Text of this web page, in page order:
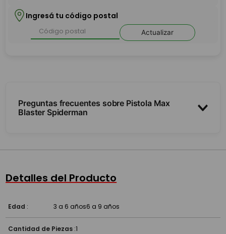
Ingresá tu código postal
Actualizar
Preguntas frecuentes sobre Pistola Max
Blaster Spiderman
¿A partir de qué edad es?
Detalles del Producto
Edad : 3 a 6 años6 a 9 años
Cantidad de Piezas :1